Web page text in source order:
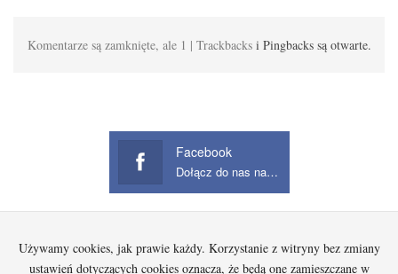
Komentarze są zamknięte, ale 1 | Trackbacks i Pingbacks są otwarte.
Facebook
Dołącz do nas na Facebook
Startowa Kobieta Dziecko Mężczyzna
Beauty
Gadżety
Jak kupować na Aliexpress?
Używamy cookies, jak prawie każdy. Korzystanie z witryny bez zmiany
ustawień dotyczących cookies oznacza, że będą one zamieszczane w